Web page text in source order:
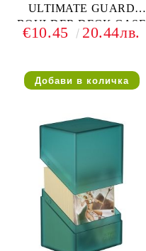
ULTIMATE GUARD
BOULDER DECK CASE
(за LCG, TCG и др) 100+ -
€10.45 20.44лв.